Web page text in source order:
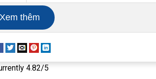
thêm
4.82/5